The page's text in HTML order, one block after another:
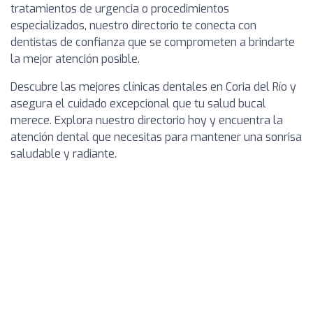
tratamientos de urgencia o procedimientos
especializados, nuestro directorio te conecta con
dentistas de confianza que se comprometen a brindarte
la mejor atención posible.
Descubre las mejores clínicas dentales en Coria del Río y
asegura el cuidado excepcional que tu salud bucal
merece. Explora nuestro directorio hoy y encuentra la
atención dental que necesitas para mantener una sonrisa
saludable y radiante.